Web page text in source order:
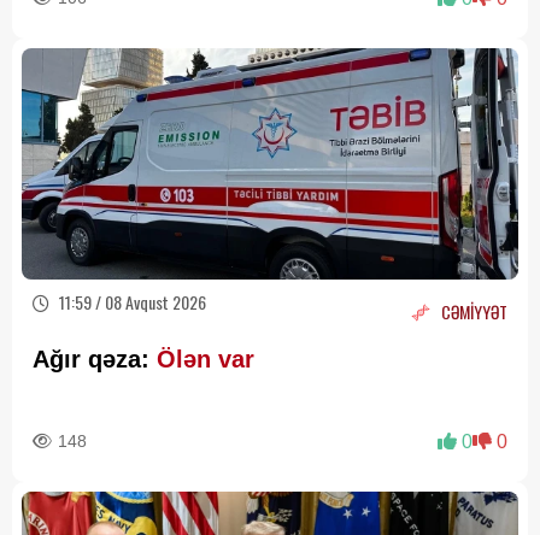
11:59 / 08 Avqust 2026 CƏMİYYƏT
Ağır qəza: Ölən var
148 0 0